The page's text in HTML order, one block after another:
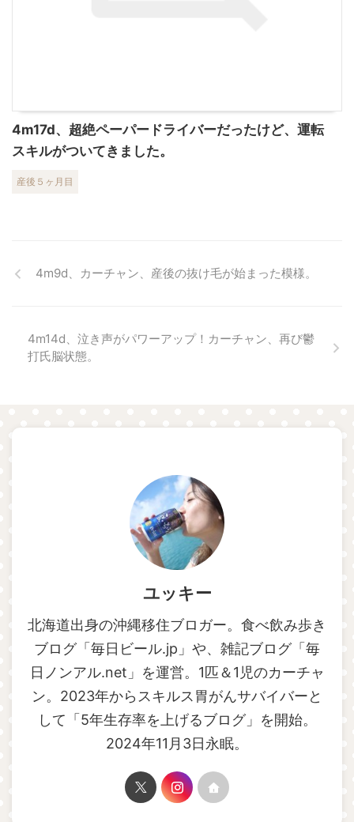
4m17d、超絶ペーパードライバーだったけど、運転
スキルがついてきました。
産後５ヶ月目
4m9d、カーチャン、産後の抜け毛が始まった模様。
4m14d、泣き声がパワーアップ！カーチャン、再び鬱
打氏脳状態。
ユッキー
北海道出身の沖縄移住ブロガー。食べ飲み歩き
ブログ「毎日ビール.jp」や、雑記ブログ「毎
日ノンアル.net」を運営。1匹＆1児のカーチャ
ン。2023年からスキルス胃がんサバイバーと
して「5年生存率を上げるブログ」を開始。
2024年11月3日永眠。